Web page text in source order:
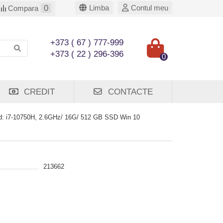
Compara 0 Limba Contul meu
+373 ( 67 ) 777-999
+373 ( 22 ) 296-396
0
CREDIT CONTACTE
i7-10750H, 2.6GHz/ 16G/ 512 GB SSD Win 10
213662